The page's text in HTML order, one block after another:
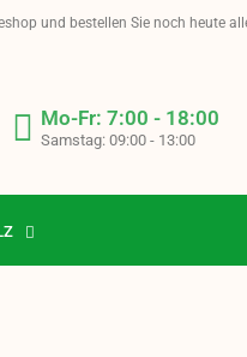
und bestellen Sie noch heute
Mo-Fr: 7:00 - 18:00
Samstag: 09:00 - 13:00